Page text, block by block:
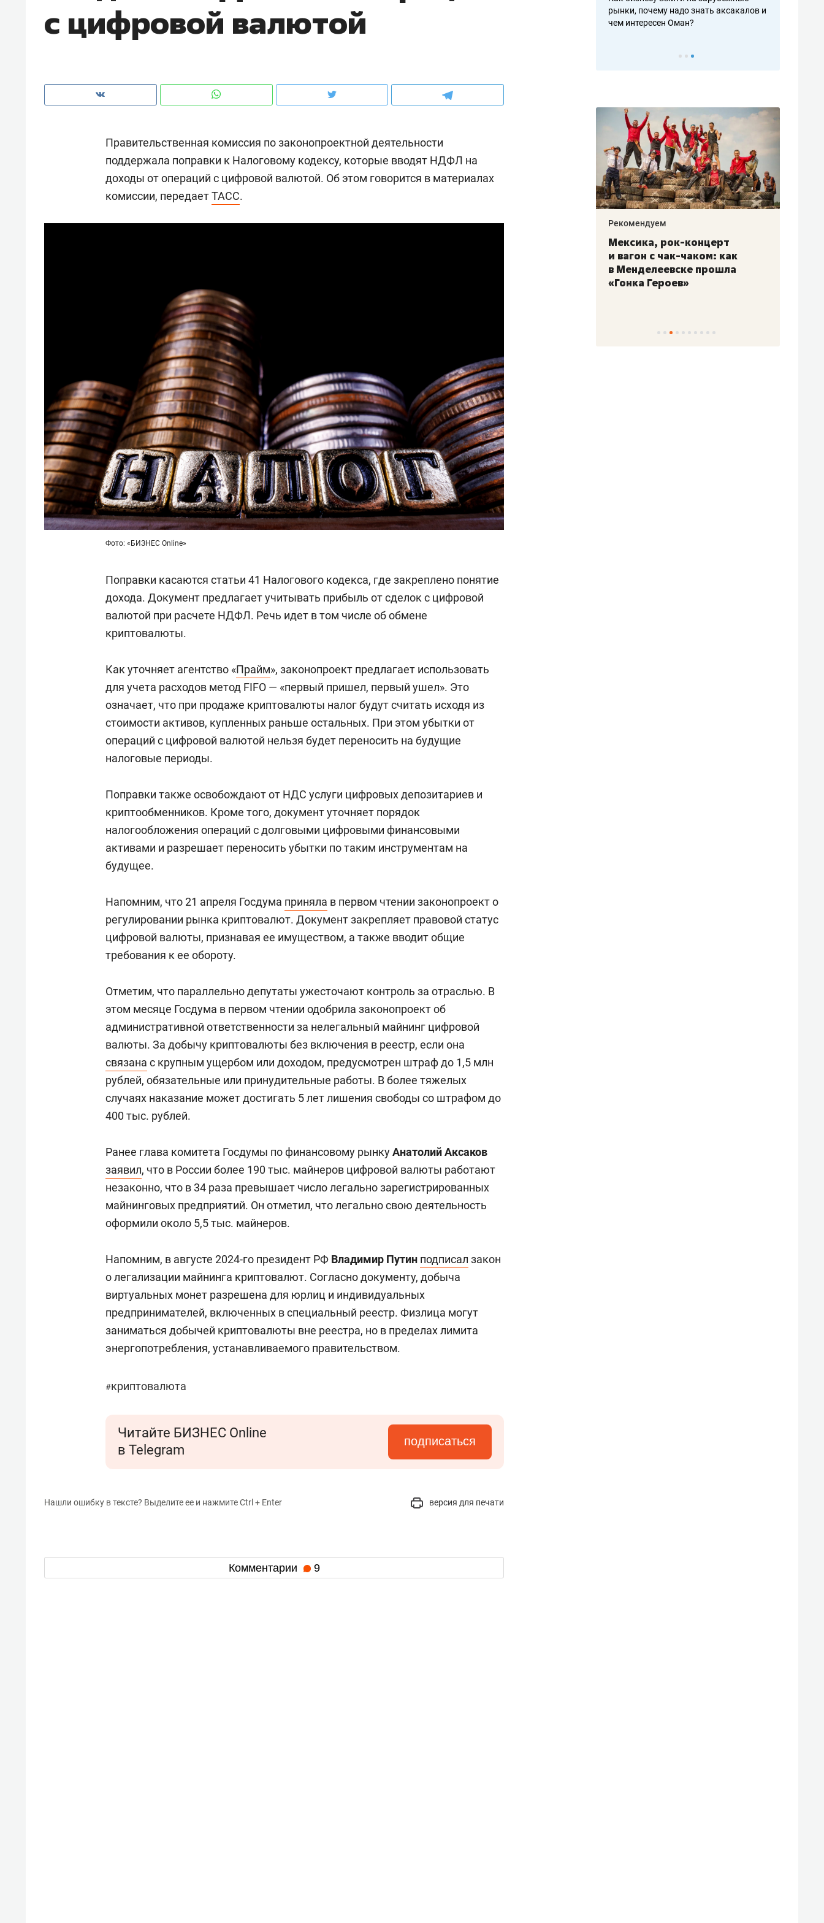
с цифровой валютой
Правительственная комиссия по законопроектной деятельности
поддержала поправки к Налоговому кодексу, которые вводят НДФЛ на
доходы от операций с цифровой валютой. Об этом говорится в материалах
комиссии, передаетТАСС.
Фото: «БИЗНЕС Online»
Поправки касаются статьи 41 Налогового кодекса, где закреплено понятие
дохода. Документ предлагает учитывать прибыль от сделок с цифровой
валютой при расчете НДФЛ. Речь идет в том числе об обмене
криптовалюты.
Как уточняет агентство «Прайм», законопроект предлагает использовать
для учета расходов метод FIFO — «первый пришел, первый ушел». Это
означает, что при продаже криптовалюты налог будут считать исходя из
стоимости активов, купленных раньше остальных. При этом убытки от
операций с цифровой валютой нельзя будет переносить на будущие
налоговые периоды.
Поправки также освобождают от НДС услуги цифровых депозитариев и
криптообменников. Кроме того, документ уточняет порядок
налогообложения операций с долговыми цифровыми финансовыми
активами и разрешает переносить убытки по таким инструментам на
будущее.
Напомним, что 21 апреля Госдума приняла в первом чтении законопроект о
регулировании рынка криптовалют. Документ закрепляет правовой статус
цифровой валюты, признавая ее имуществом, а также вводит общие
требования к ее обороту.
Отметим, что параллельно депутаты ужесточают контроль за отраслью. В
этом месяце Госдума в первом чтении одобрила законопроект об
административной ответственности за нелегальный майнинг цифровой
валюты. За добычу криптовалюты без включения в реестр, если она
связана с крупным ущербом или доходом, предусмотрен штраф до 1,5 млн
рублей, обязательные или принудительные работы. В более тяжелых
случаях наказание может достигать 5 лет лишения свободы со штрафом до
400 тыс. рублей.
Ранее глава комитета Госдумы по финансовому рынкуАнатолий Аксаков
заявил, что в России более 190 тыс. майнеров цифровой валюты работают
незаконно, что в 34 раза превышает число легально зарегистрированных
майнинговых предприятий. Он отметил, что легально свою деятельность
оформили около 5,5 тыс. майнеров.
Напомним, в августе 2024-го президент РФ Владимир Путин подписал закон
о легализации майнинга криптовалют. Согласно документу, добыча
виртуальных монет разрешена для юрлиц и индивидуальных
предпринимателей, включенных в специальный реестр. Физлица могут
заниматься добычей криптовалюты вне реестра, но в пределах лимита
энергопотребления, устанавливаемого правительством.
#криптовалюта
Читайте БИЗНЕС Online
в Telegram
подписаться
Нашли ошибку в тексте? Выделите ее и нажмите Ctrl + Enter версия для печати
Комментарии 9
рынки, почему надо знать аксакалов и
чем интересен Оман?
о трехкратном росте цен, дотошных
клиентах и чудных запросах мастеров
рынки, почему надо знать аксакалов и
чем интересен Оман?
Рекомендуем Рекомендуем Рекомендуем Рекомендуем
Мексика, рок-концерт
и вагон с чак-чаком: как
в Менделеевске прошла
«Гонка Героев»